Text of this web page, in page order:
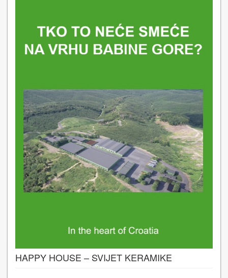
HAPPY HOUSE – SVIJET KERAMIKE